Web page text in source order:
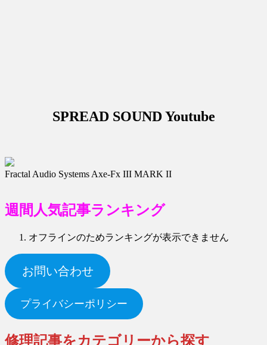
SPREAD SOUND Youtube
Fractal Audio Systems Axe-Fx III MARK II
週間人気記事ランキング
オフラインのためランキングが表示できません
お問い合わせ
プライバシーポリシー
修理記事をカテゴリーから探す